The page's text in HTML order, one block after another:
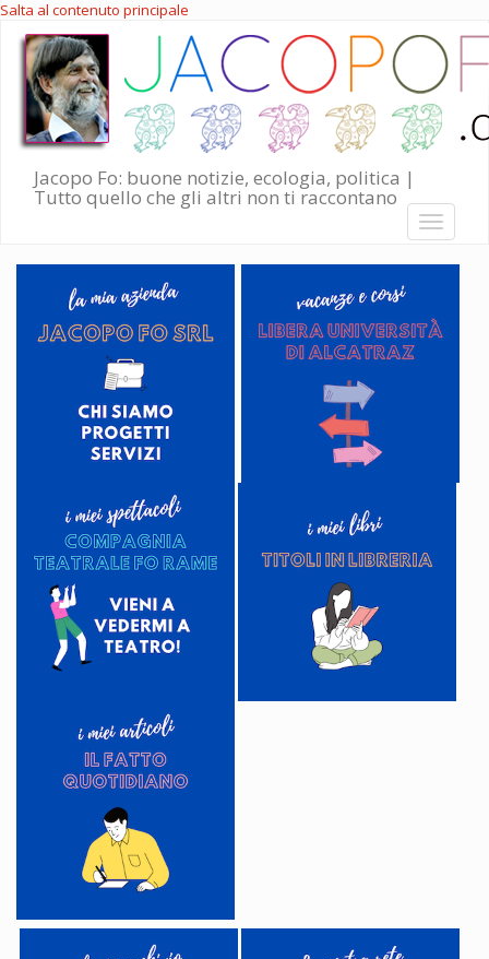
Salta al contenuto principale
Jacopo Fo: buone notizie, ecologia, politica |
Tutto quello che gli altri non ti raccontano
Toggle